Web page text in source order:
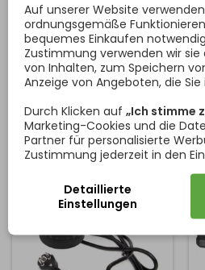
renommierten Herstellers
Bachmann ist die ideale
Lösung für moderne
Küchen, Büros oder
Arbeitstische. Er zeichnet
sich durch eine kompakte
einfache und ästhetische
Integration direkt in die
Arbeitsfläche ermöglicht.
Im eingefahrenen Zustand
aber jederzeit
einsatzbereit....
Preis
148,75 €
 In den Warenkorb
Auf unserer Website
ordnungsgemäße
bequemes Einkaufen
Zustimmung verwenden wir sie
von Inhalten, zum Speichern
Anzeige von Angeboten, die
Durch Klicken auf „Ich stimme
Marketing-Cookies und die
Partner für personalisierte
Zustimmung jederzeit in den
Detaillierte
Einstellungen